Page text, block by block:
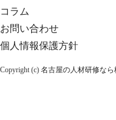
コラム
お問い合わせ
個人情報保護方針
Copyright (c) 名古屋の人材研修な